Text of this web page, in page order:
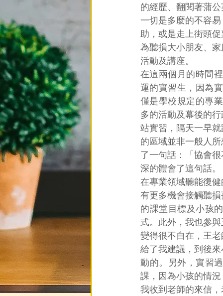
的經歷、翻閱著蒲
一切是多麼的不容
助，或是走上街頭
為聽損大小朋友、家
活動及講座。
在這兩個月的時間
運的實習生，因為
僅是學校規定的專
多的活動及幕後的
站實習，隔天一早
的區域並非一般人
了一句話：「協會
深的體會了這句話。
在專業領域聽能復
有更多機會接觸聽
的課堂目標及小孩
式。此外，我也參
變得很不自在，王
給了我建議，到後
動的。另外，實習
課，因為小孩的情
我收到老師的來信